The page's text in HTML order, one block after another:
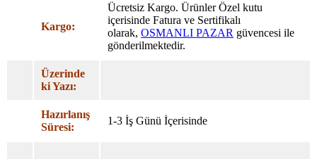
Kargo:
Ücretsiz Kargo. Ürünler Özel kutu
içerisinde Fatura ve Sertifikalı
olarak, OSMANLI PAZAR güvencesi ile
gönderilmektedir.
Üzerinde
ki Yazı:
Hazırlanış
Süresi:
1-3 İş Günü İçerisinde